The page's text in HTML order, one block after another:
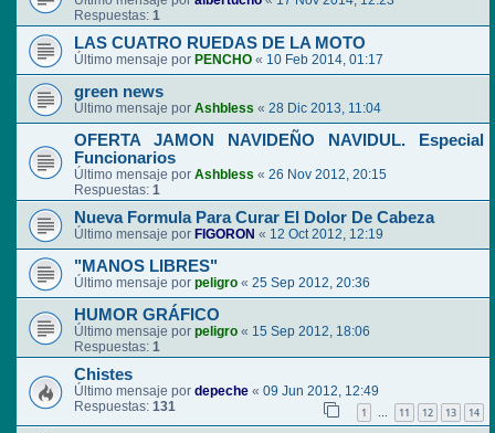
Respuestas: 1
LAS CUATRO RUEDAS DE LA MOTO
Último mensaje por PENCHO « 10 Feb 2014, 01:17
green news
Último mensaje por Ashbless « 28 Dic 2013, 11:04
OFERTA JAMON NAVIDEÑO NAVIDUL. Especial
Funcionarios
Último mensaje por Ashbless « 26 Nov 2012, 20:15
Respuestas: 1
Nueva Formula Para Curar El Dolor De Cabeza
Último mensaje por FIGORON « 12 Oct 2012, 12:19
"MANOS LIBRES"
Último mensaje por peligro « 25 Sep 2012, 20:36
HUMOR GRÁFICO
Último mensaje por peligro « 15 Sep 2012, 18:06
Respuestas: 1
Chistes
Último mensaje por depeche « 09 Jun 2012, 12:49
Respuestas: 131 1 … 11 12 13 14